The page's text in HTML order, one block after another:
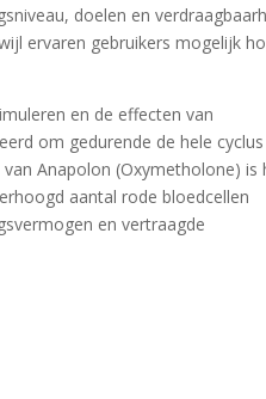
doelen en
ervaren gebruikers mogelijk
en de effecten van
om gedurende de hele cyclus
Anapolon (Oxymetholone) is
aantal rode bloedcellen
en vertraagde